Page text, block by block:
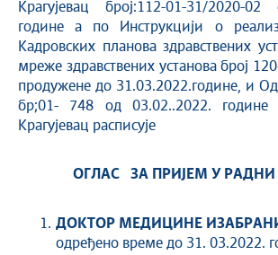
Крагујевац број:112-01-31/2020-
године a по Инструкцији о
Кадровских планова здравствених
мреже здравствених установа број
продужене до 31.03.2022.године, и
бр;01- 748 од 03.02..2022.
Крагујевац расписује
ОГЛАС ЗA ПРИЈЕМ У
ДОКТОР МЕДИЦИНЕ
одређено време до 31. 03.2022.